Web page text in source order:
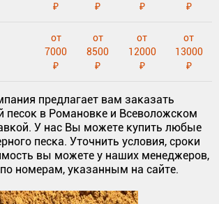
₽
₽
₽
₽
от
7000
₽
от
8500
₽
от
12000
₽
от
13000
₽
предлагает вам заказать
песок в Романовке и Всеволожском
У нас Вы можете купить любые
песка. Уточнить условия, сроки
вы можете у наших менеджеров,
номерам, указанным на сайте.